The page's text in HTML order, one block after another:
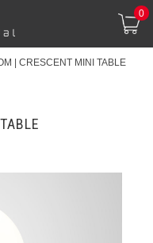
0
| CRESCENT MINI TABLE